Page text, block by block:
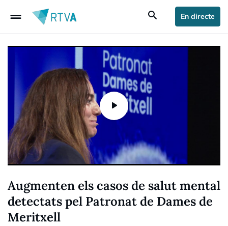
drag_handle search En directe
Augmenten els casos de salut mental
detectats pel Patronat de Dames de
Meritxell